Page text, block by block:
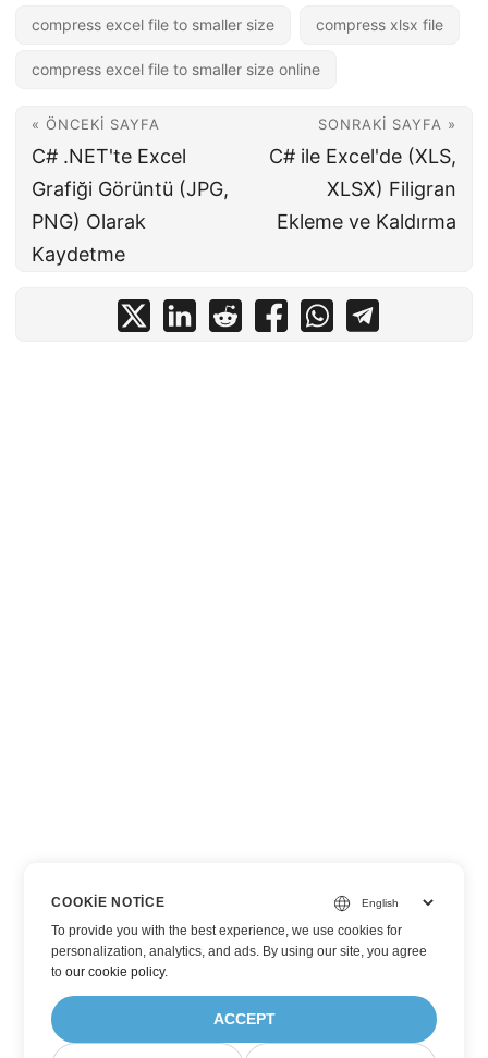
compress excel file to smaller size compress xlsx file
compress excel file to smaller size online
« ÖNCEKI SAYFA
C# .NET'te Excel
Grafiği Görüntü (JPG,
PNG) Olarak
Kaydetme
SONRAKI SAYFA »
C# ile Excel'de (XLS,
XLSX) Filigran
Ekleme ve Kaldırma
COOKIE NOTICE
To provide you with the best experience, we use cookies for
personalization, analytics, and ads. By using our site, you agree
toour cookie policy.
ACCEPT